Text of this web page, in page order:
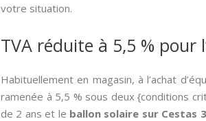
votre situation.
TVA réduite à 5,5 % pour
Habituellement en magasin, à l’achat
ramenée à 5,5 % sous deux {conditions
de 2 ans et le ballon solaire sur Cestas